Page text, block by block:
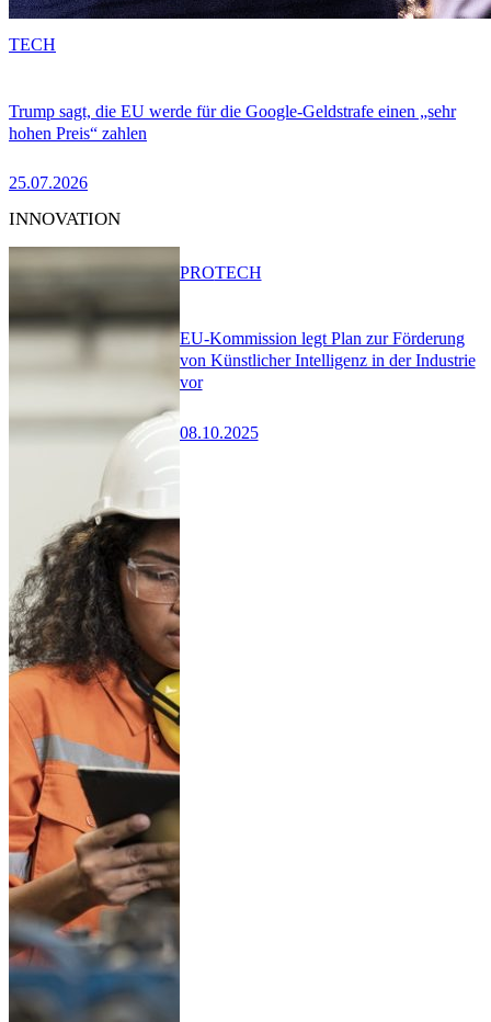
Trump sagt, die EU werde für die Google-Geldstrafe einen „sehr
hohen Preis“ zahlen
25.07.2026
TECH
INNOVATION
EU-Kommission legt Plan zur Förderung
von Künstlicher Intelligenz in der Industrie
vor
08.10.2025
PROTECH